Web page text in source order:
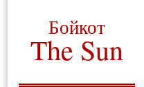
Бойкот
The Sun